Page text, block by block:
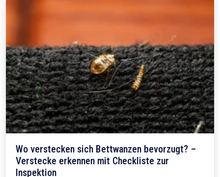
Wo verstecken sich Bettwanzen bevorzugt? –
Verstecke erkennen mit Checkliste zur
Inspektion